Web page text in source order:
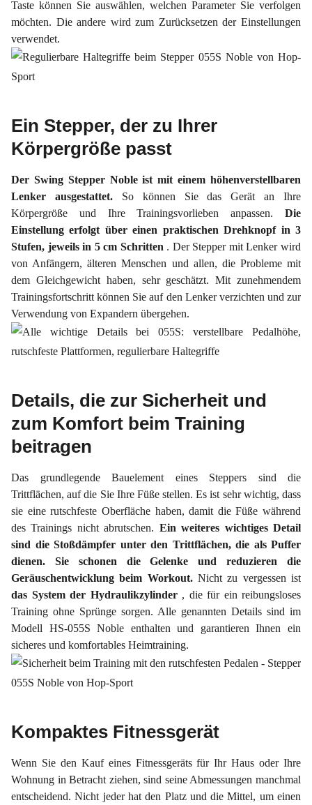
Taste können Sie auswählen, welchen Parameter Sie verfolgen
möchten. Die andere wird zum Zurücksetzen der Einstellungen
verwendet.
Ein Stepper, der zu Ihrer
Körpergröße passt
Der Swing Stepper Noble ist mit einem höhenverstellbaren
Lenker ausgestattet. So können Sie das Gerät an Ihre
Körpergröße und Ihre Trainingsvorlieben anpassen. Die
Einstellung erfolgt über einen praktischen Drehknopf in 3
Stufen, jeweils in 5 cm Schritten . Der Stepper mit Lenker wird
von Anfängern, älteren Menschen und allen, die Probleme mit
dem Gleichgewicht haben, sehr geschätzt. Mit zunehmendem
Trainingsfortschritt können Sie auf den Lenker verzichten und zur
Verwendung von Expandern übergehen.
Details, die zur Sicherheit und
zum Komfort beim Training
beitragen
Das grundlegende Bauelement eines Steppers sind die
Trittflächen, auf die Sie Ihre Füße stellen. Es ist sehr wichtig, dass
sie eine rutschfeste Oberfläche haben, damit die Füße während
des Trainings nicht abrutschen. Ein weiteres wichtiges Detail
sind die Stoßdämpfer unter den Trittflächen, die als Puffer
dienen. Sie schonen die Gelenke und reduzieren die
Geräuschentwicklung beim Workout. Nicht zu vergessen ist
das System der Hydraulikzylinder , die für ein reibungsloses
Training ohne Sprünge sorgen. Alle genannten Details sind im
Modell HS-055S Noble enthalten und garantieren Ihnen ein
sicheres und komfortables Heimtraining.
Kompaktes Fitnessgerät
Wenn Sie den Kauf eines Fitnessgeräts für Ihr Haus oder Ihre
Wohnung in Betracht ziehen, sind seine Abmessungen manchmal
entscheidend. Nicht jeder hat den Platz und die Mittel, um einen